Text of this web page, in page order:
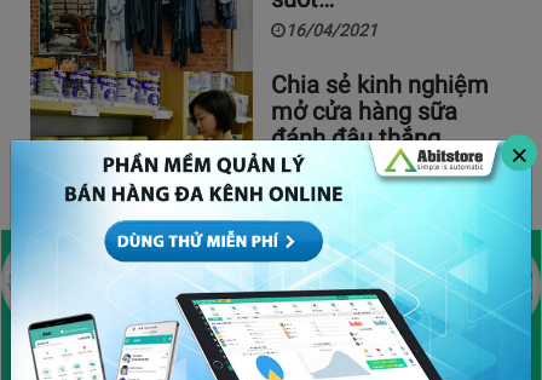
×
16/04/2021
Chia sẻ kinh nghiệm
mở cửa hàng sữa
đánh đâu thắng…
03/04/2021